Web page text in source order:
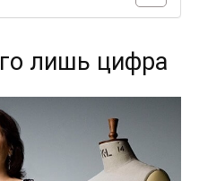
лишь цифра